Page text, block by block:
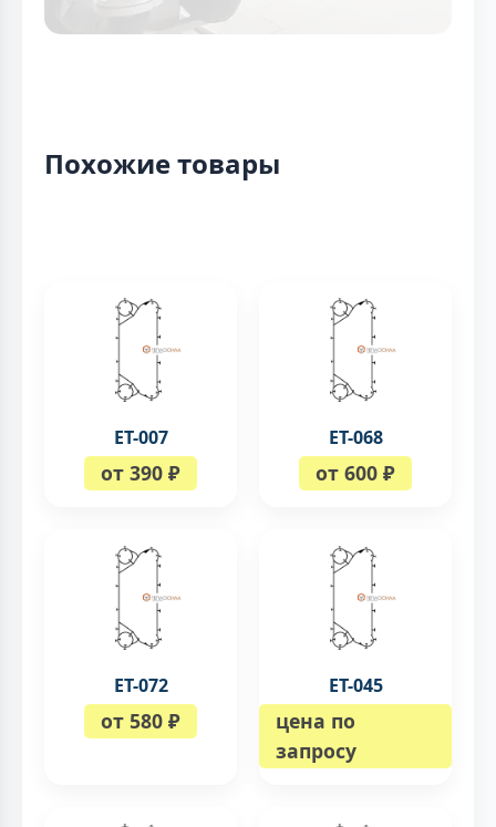
Похожие товары
ЕТ-007
от 390 ₽
ЕТ-068
от 600 ₽
ЕТ-072
от 580 ₽
ET-045
цена по
запросу